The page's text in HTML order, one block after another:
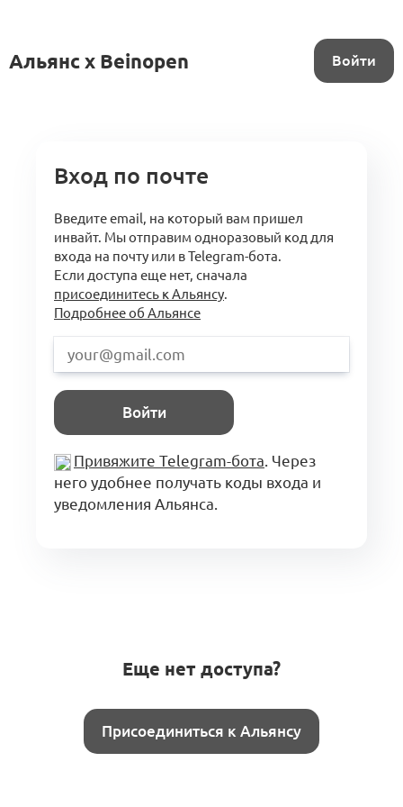
Альянс x Beinopen Войти
Вход по почте
Введите email, на который вам пришел
инвайт. Мы отправим одноразовый код для
входа на почту или в Telegram-бота.
Если доступа еще нет, сначала
присоединитесь к Альянсу.
Подробнее об Альянсе
Войти
Привяжите Telegram-бота. Через
него удобнее получать коды входа и
уведомления Альянса.
Еще нет доступа?
Присоединиться к Альянсу